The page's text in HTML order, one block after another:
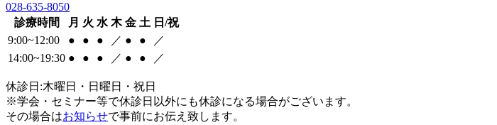
028-635-8050
診療時間
月 火 水 木 金 土 日/祝
9:00~12:00
● ● ● ／ ● ●
／
14:00~19:30 ● ● ● ／ ● ● ／
休診日:木曜日・日曜日・祝日
※学会・セミナー等で休診日以外にも休診になる場合がございます。
その場合はお知らせで事前にお伝え致します。